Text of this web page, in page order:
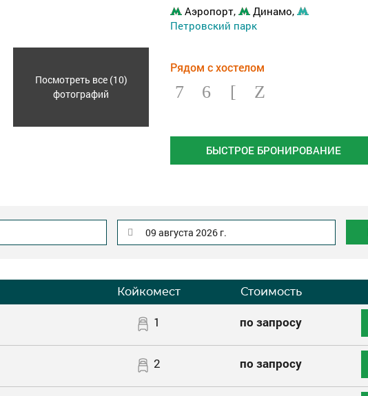
Посмотреть все (10)
фотографий
Аэропорт,
Динамо,
Петровский парк
Рядом с хостелом
БЫСТРОЕ БРОНИРОВАНИЕ
09 августа 2026 г.
Койкомест Стоимость
1 по запросу
2 по запросу